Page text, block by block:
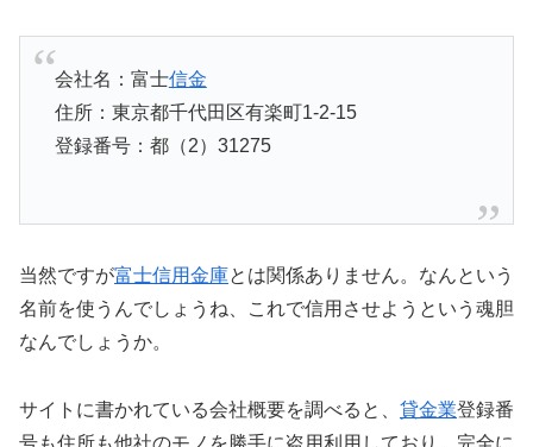
会社名：富士信金
住所：東京都千代田区有楽町1-2-15
登録番号：都（2）31275
当然ですが富士信用金庫とは関係ありません。なんという
名前を使うんでしょうね、これで信用させようという魂胆
なんでしょうか。
サイトに書かれている会社概要を調べると、 貸金業登録番
号も住所も他社のモノを勝手に盗用利用しており、完全に